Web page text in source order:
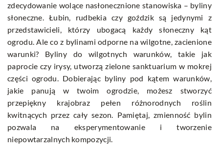
zdecydowanie wolące nasłonecznione stanowiska – byliny
słoneczne. Łubin, rudbekia czy goździk są jedynymi z
przedstawicieli, którzy ubogacą każdy słoneczny kąt
ogrodu. Ale co z bylinami odporne na wilgotne, zacienione
warunki? Byliny do wilgotnych warunków, takie jak
paprocie czy irysy, utworzą zielone sanktuarium w mokrej
części ogrodu. Dobierając byliny pod kątem warunków,
jakie panują w twoim ogrodzie, możesz stworzyć
przepiękny krajobraz pełen różnorodnych roślin
kwitnących przez cały sezon. Pamiętaj, zmienność bylin
pozwala na eksperymentowanie i tworzenie
niepowtarzalnych kompozycji.